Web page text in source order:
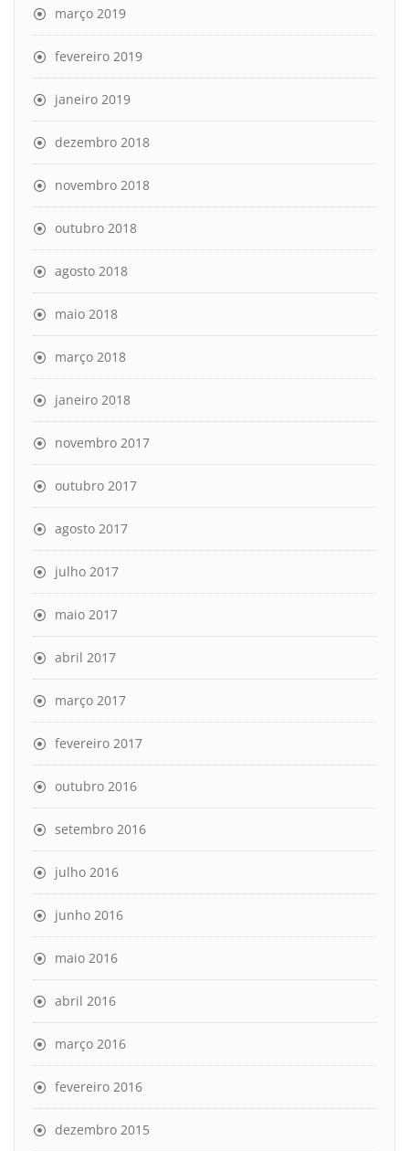
março 2019
fevereiro 2019
janeiro 2019
dezembro 2018
novembro 2018
outubro 2018
agosto 2018
maio 2018
março 2018
janeiro 2018
novembro 2017
outubro 2017
agosto 2017
julho 2017
maio 2017
abril 2017
março 2017
fevereiro 2017
outubro 2016
setembro 2016
julho 2016
junho 2016
maio 2016
abril 2016
março 2016
fevereiro 2016
dezembro 2015